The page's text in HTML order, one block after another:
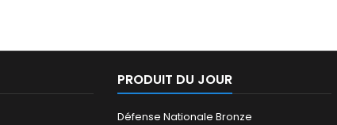
velcro.
PRODUIT DU JOUR
Défense Nationale Bronze